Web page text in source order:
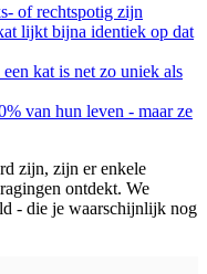
of rechtspotig zijn
lijkt bijna identiek op dat
kat is net zo uniek als
van hun leven - maar ze
zijn, zijn er enkele
ontdekt. We
- die je waarschijnlijk nog